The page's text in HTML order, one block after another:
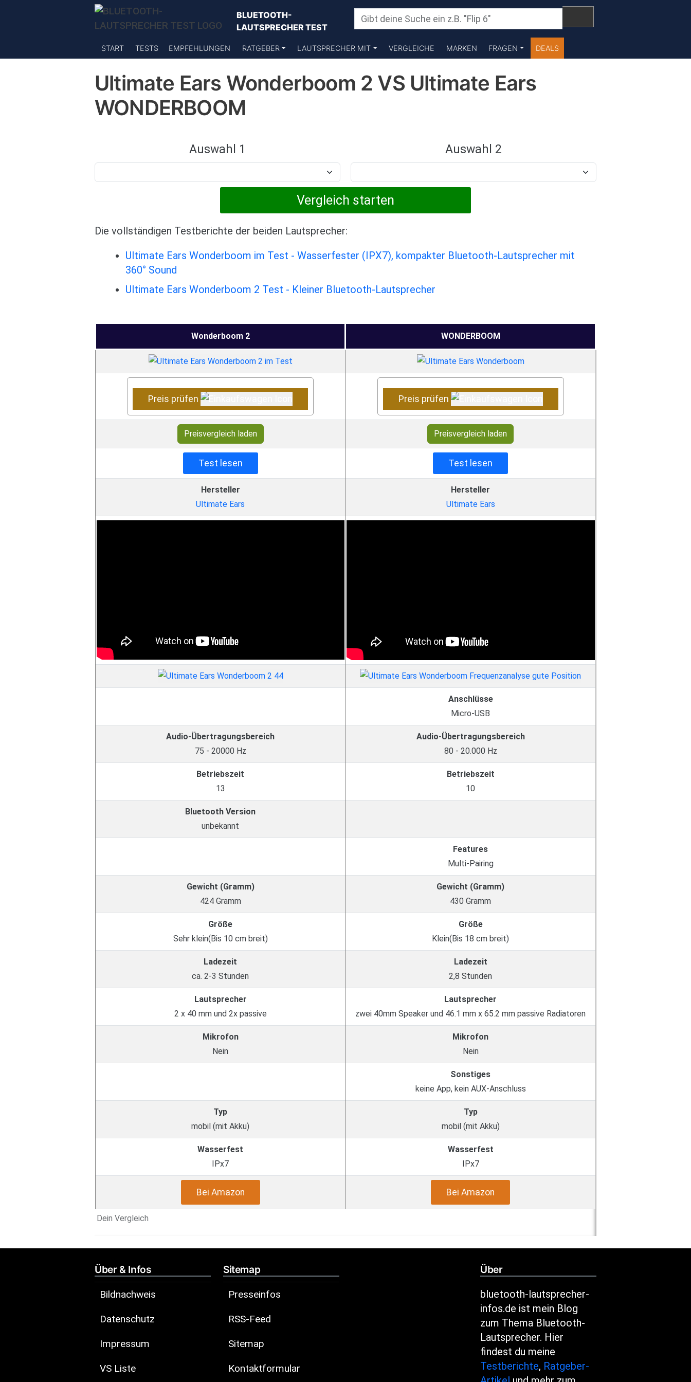
BLUETOOTH-
LAUTSPRECHER TEST
START TESTS EMPFEHLUNGEN RATGEBER LAUTSPRECHER MIT VERGLEICHE MARKEN FRAGEN DEALS
Ultimate Ears Wonderboom 2 VS Ultimate Ears
WONDERBOOM
Auswahl 1 Auswahl 2
Die vollständigen Testberichte der beiden Lautsprecher:
Ultimate Ears Wonderboom im Test - Wasserfester (IPX7), kompakter Bluetooth-Lautsprecher mit
360° Sound
Ultimate Ears Wonderboom 2 Test - Kleiner Bluetooth-Lautsprecher
Dein Vergleich
Wonderboom 2 WONDERBOOM
Preis prüfen Preis prüfen
Preisvergleich laden Preisvergleich laden
Test lesen Test lesen
Hersteller
Ultimate Ears
Hersteller
Ultimate Ears
Anschlüsse
Micro-USB
Audio-Übertragungsbereich
75 - 20000 Hz
Audio-Übertragungsbereich
80 - 20.000 Hz
Betriebszeit
13
Betriebszeit
10
Bluetooth Version
unbekannt
Features
Multi-Pairing
Gewicht (Gramm)
424 Gramm
Gewicht (Gramm)
430 Gramm
Größe
Sehr klein(Bis 10 cm breit)
Größe
Klein(Bis 18 cm breit)
Ladezeit
ca. 2-3 Stunden
Ladezeit
2,8 Stunden
Lautsprecher
2 x 40 mm und 2x passive
Lautsprecher
zwei 40mm Speaker und 46.1 mm x 65.2 mm passive Radiatoren
Mikrofon
Nein
Mikrofon
Nein
Sonstiges
keine App, kein AUX-Anschluss
Typ
mobil (mit Akku)
Typ
mobil (mit Akku)
Wasserfest
IPx7
Wasserfest
IPx7
Bei Amazon Bei Amazon
Über & Infos
Bildnachweis
Datenschutz
Impressum
VS Liste
Sitemap
Presseinfos
RSS-Feed
Sitemap
Kontaktformular
Über
bluetooth-lautsprecher-
infos.de ist mein Blog
zum Thema Bluetooth-
Lautsprecher. Hier
findest du meine
Testberichte, Ratgeber-